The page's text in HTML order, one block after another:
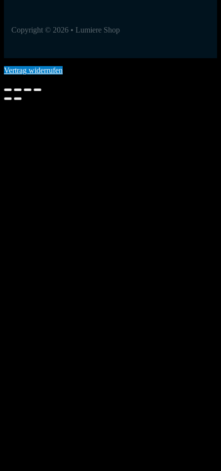
Copyright © 2026 • Lumiere Shop
Vertrag widerrufen